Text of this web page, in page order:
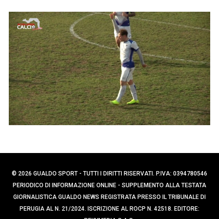
e
r
:
© 2026 GUALDO SPORT - TUTTI I DIRITTI RISERVATI. P.IVA: 0394780546
PERIODICO DI INFORMAZIONE ONLINE - SUPPLEMENTO ALLA TESTATA
GIORNALISTICA GUALDO NEWS REGISTRATA PRESSO IL TRIBUNALE DI
PERUGIA AL N. 21/2024. ISCRIZIONE AL ROCP N. 42518. EDITORE:
r
c
a
p
e
r
: